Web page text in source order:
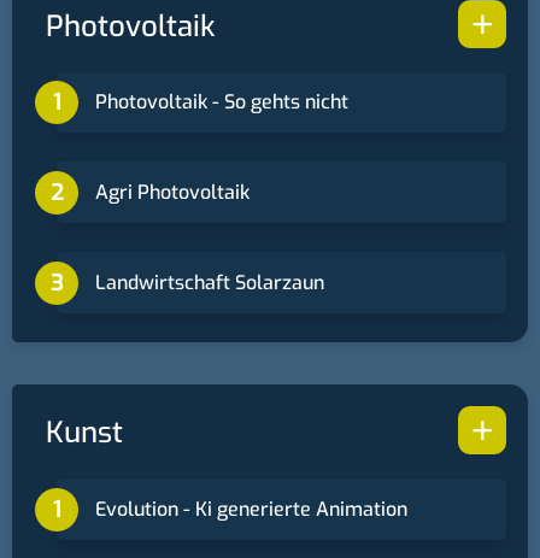
+
Photovoltaik
Photovoltaik - So gehts nicht
Agri Photovoltaik
Landwirtschaft Solarzaun
+
Kunst
Evolution - Ki generierte Animation